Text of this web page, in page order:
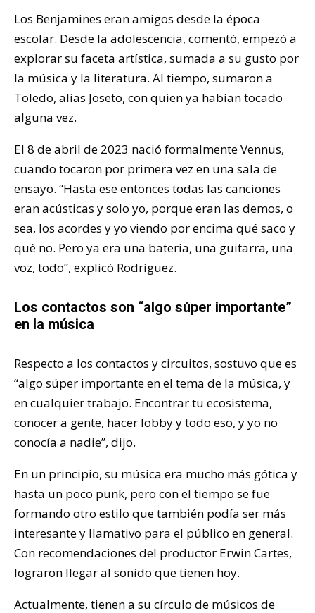
Los Benjamines eran amigos desde la época
escolar. Desde la adolescencia, comentó, empezó a
explorar su faceta artística, sumada a su gusto por
la música y la literatura. Al tiempo, sumaron a
Toledo, alias Joseto, con quien ya habían tocado
alguna vez.
El 8 de abril de 2023 nació formalmente Vennus,
cuando tocaron por primera vez en una sala de
ensayo. “Hasta ese entonces todas las canciones
eran acústicas y solo yo, porque eran las demos, o
sea, los acordes y yo viendo por encima qué saco y
qué no. Pero ya era una batería, una guitarra, una
voz, todo”, explicó Rodríguez.
Los contactos son “algo súper importante”
en la música
Respecto a los contactos y circuitos, sostuvo que es
“algo súper importante en el tema de la música, y
en cualquier trabajo. Encontrar tu ecosistema,
conocer a gente, hacer lobby y todo eso, y yo no
conocía a nadie”, dijo.
En un principio, su música era mucho más gótica y
hasta un poco punk, pero con el tiempo se fue
formando otro estilo que también podía ser más
interesante y llamativo para el público en general.
Con recomendaciones del productor Erwin Cartes,
lograron llegar al sonido que tienen hoy.
Actualmente, tienen a su círculo de músicos de